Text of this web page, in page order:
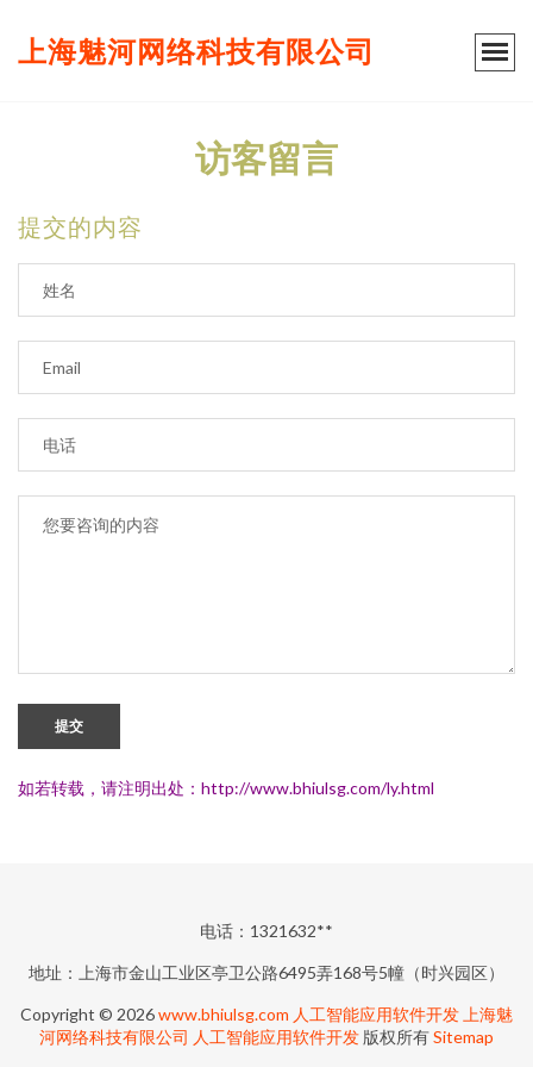
上海魅河网络科技有限公司
访客留言
提交的内容
提交
如若转载，请注明出处：http://www.bhiulsg.com/ly.html
电话：1321632**
地址：上海市金山工业区亭卫公路6495弄168号5幢（时兴园区）
Copyright © 2026www.bhiulsg.com 人工智能应用软件开发 上海魅
河网络科技有限公司 人工智能应用软件开发 版权所有Sitemap